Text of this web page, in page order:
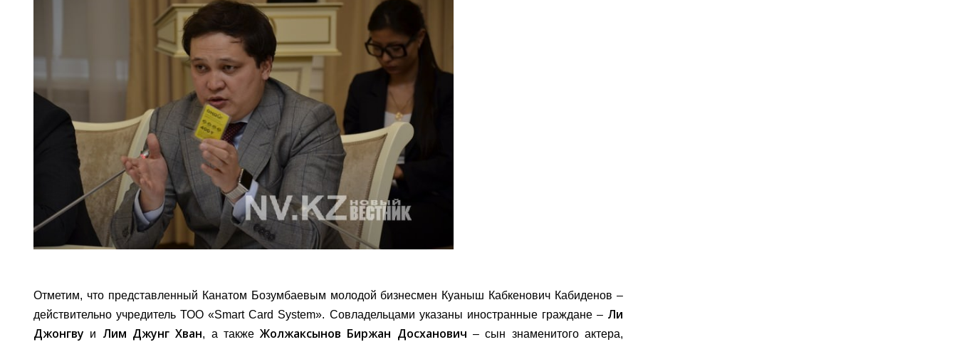
Отметим, что представленный Канатом Бозумбаевым молодой бизнесмен Куаныш Кабкенович Кабиденов –
действительно учредитель ТОО «Smart Card System». Совладельцами указаны иностранные граждане – Ли
Джонгву и Лим Джунг Хван, а такжеЖолжаксынов Биржан Досханович – сын знаменитого актера,